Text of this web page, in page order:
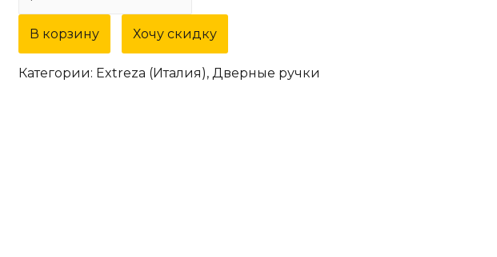
товара
Дверная
ручка
Extreza
В корзину Хочу скидку
Категории: Extreza (Италия), Дверные ручки